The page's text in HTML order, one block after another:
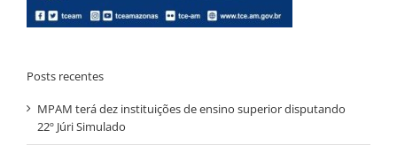
Posts recentes
MPAM terá dez instituições de ensino superior disputando
22º Júri Simulado